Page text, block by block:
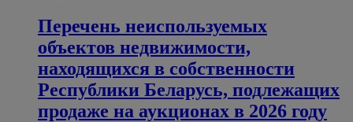
Перечень неиспользуемых
объектов недвижимости,
находящихся в собственности
Республики Беларусь, подлежащих
продаже на аукционах в 2026 году